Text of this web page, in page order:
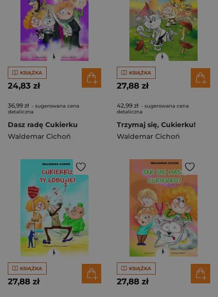
KSIĄŻKA
24,83 zł
36,99 zł - sugerowana cena
detaliczna
Dasz radę Cukierku
Waldemar Cichoń
KSIĄŻKA
27,88 zł
42,99 zł - sugerowana cena
detaliczna
Trzymaj się, Cukierku!
Waldemar Cichoń
KSIĄŻKA
27,88 zł
KSIĄŻKA
27,88 zł